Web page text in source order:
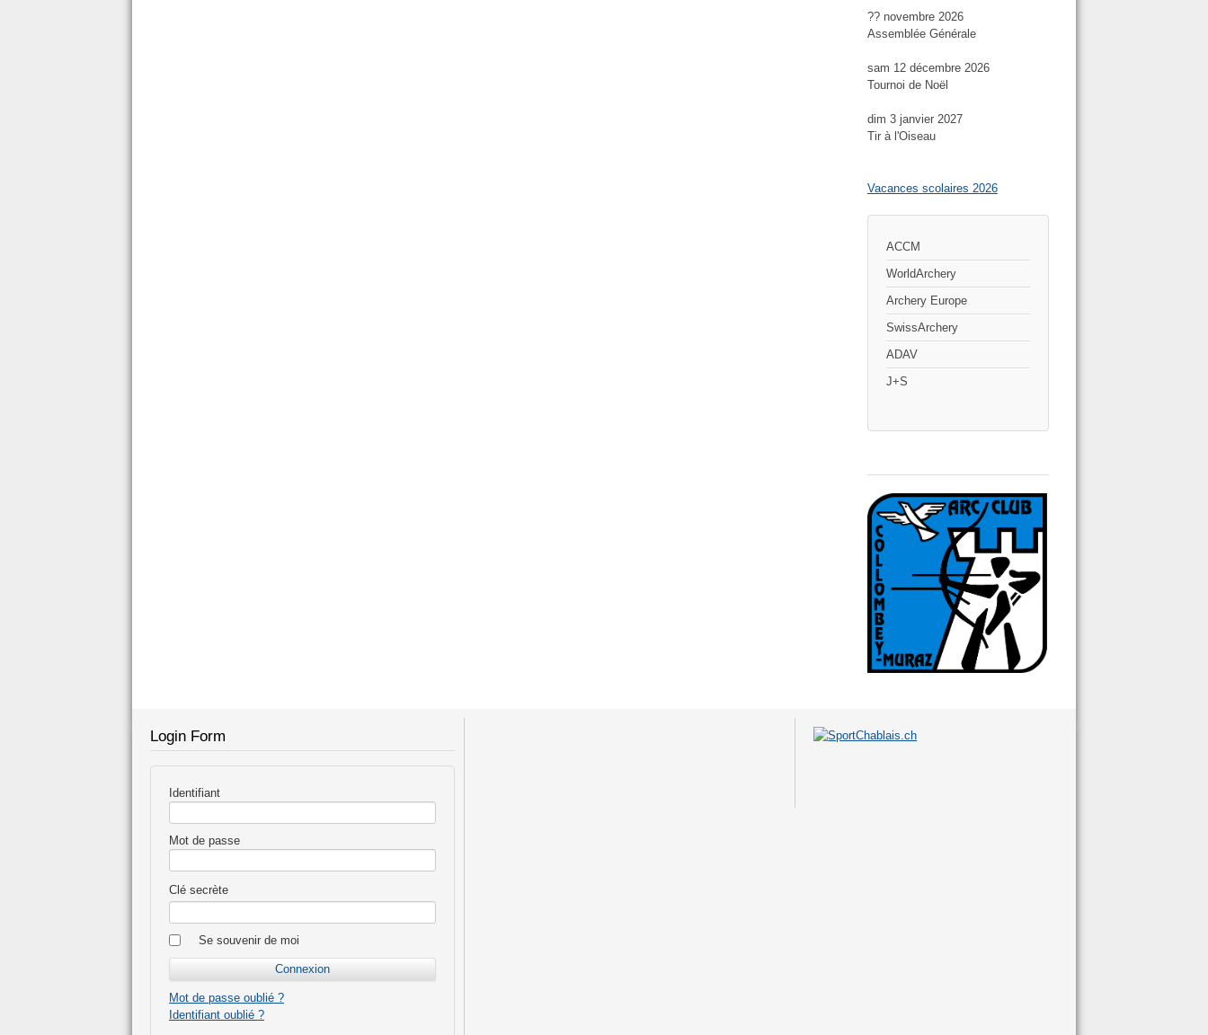
?? novembre 2026
Assemblée Générale
sam 12 décembre 2026
Tournoi de Noël
dim 3 janvier 2027
Tir à l'Oiseau
Vacances scolaires 2026
ACCM
WorldArchery
Archery Europe
SwissArchery
ADAV
J+S
Login Form
Identifiant
Mot de passe
Clé secrète
Se souvenir de moi
Mot de passe oublié ?
Identifiant oublié ?